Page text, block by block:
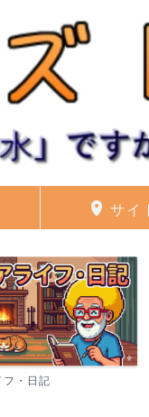
サイ